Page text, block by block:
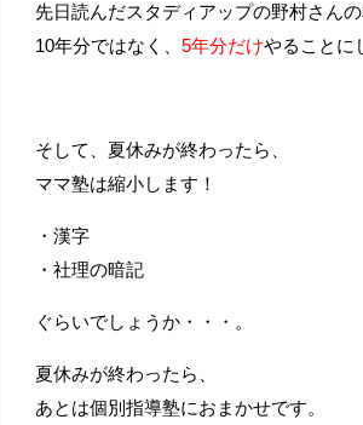
先日読んだスタディアップの野村さんの
10年分ではなく、 5年分だけやることに
そして、夏休みが終わったら、
ママ塾は縮小します！
・漢字
・社理の暗記
ぐらいでしょうか・・・。
夏休みが終わったら、
あとは個別指導塾におまかせです。